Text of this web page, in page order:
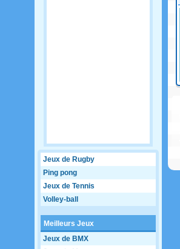
Jeux de Rugby
Ping pong
Jeux de Tennis
Volley-ball
Meilleurs Jeux
Jeux de BMX